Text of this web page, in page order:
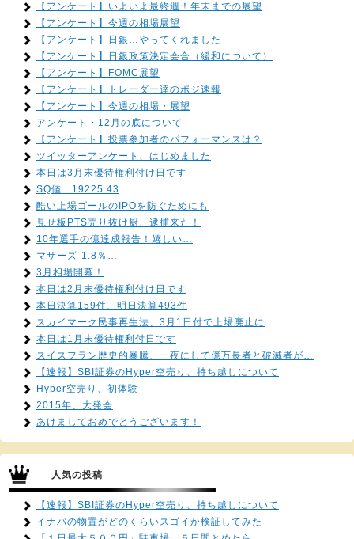
【アンケート】いよいよ最終週！年末までの展望
【アンケート】今週の相場展望
【アンケート】日銀…やってくれました
【アンケート】日銀政策決定会合（緩和について）
【アンケート】FOMC展望
【アンケート】トレーダー達のポジ速報
【アンケート】今週の相場・展望
アンケート・12月の底について
【アンケート】投票参加者のパフォーマンスは？
ツイッターアンケート、はじめました
本日は3月末優待権利付け日です
SQ値 19225.43
酷い上場ゴールのIPOを防ぐためにも
見せ板PTS売り抜け厨、逮捕来た！
10年選手の億達成報告！嬉しい…
マザーズ-1.8％…
3月相場開幕！
本日は2月末優待権利付け日です
本日決算159件、明日決算493件
スカイマーク民事再生法、3月1日付で上場廃止に
本日は1月末優待権利付日です
スイスフラン歴史的暴騰、一夜にして億万長者と破滅者が…
【速報】SBI証券のHyper空売り、持ち越しについて
Hyper空売り、初体験
2015年、大発会
あけましておめでとうございます！
人気の投稿
【速報】SBI証券のHyper空売り、持ち越しについて
イナバの物置がどのくらいスゴイか検証してみた